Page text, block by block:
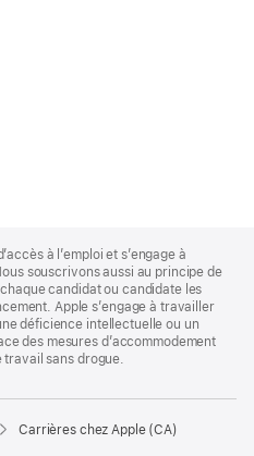
à l’emploi et s’engage à
souscrivons aussi au principe de
candidat ou candidate les
Apple s’engage à travailler
déficience intellectuelle ou un
des mesures d’accommodement
travail sans drogue.
Carrières chez Apple (CA)